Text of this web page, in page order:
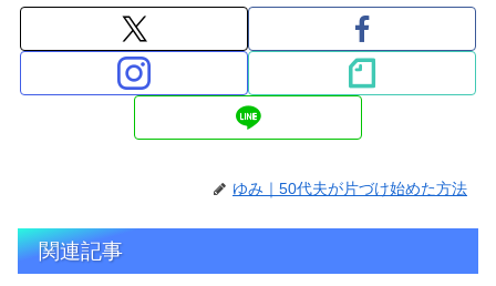
ゆみ｜50代夫が片づけ始めた方法
関連記事